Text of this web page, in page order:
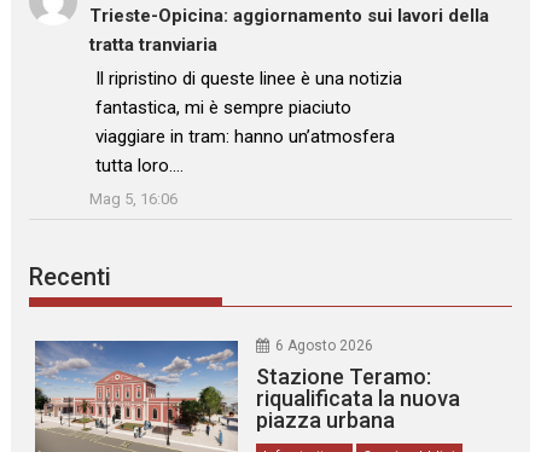
Trieste-Opicina: aggiornamento sui lavori della
tratta tranviaria
: “
Il ripristino di queste linee è una notizia
fantastica, mi è sempre piaciuto
viaggiare in tram: hanno un’atmosfera
tutta loro.…
”
Mag 5, 16:06
Recenti
6 Agosto 2026
Stazione Teramo:
riqualificata la nuova
piazza urbana